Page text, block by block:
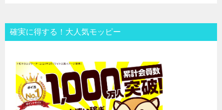
確実に得する！大人気モッピー